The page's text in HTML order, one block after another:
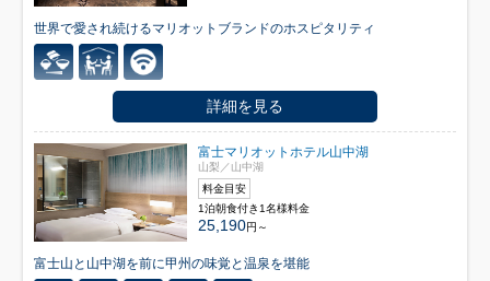
世界で愛され続けるマリオットブランドのホスピタリティ
詳細を見る
富士マリオットホテル山中湖
山梨／山中湖
料金目安
1泊朝食付き1名様料金
25,190円～
富士山と山中湖を前に甲州の味覚と温泉を堪能